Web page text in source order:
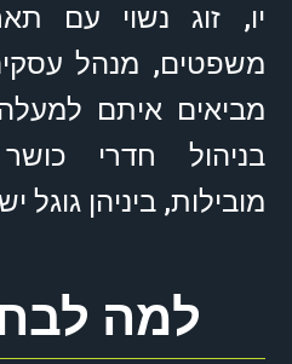
יו, זוג נשוי עם
משפטים, מנהל
מביאים איתם
בניהול חדרי
מובילות, ביניהן גוגל
למה